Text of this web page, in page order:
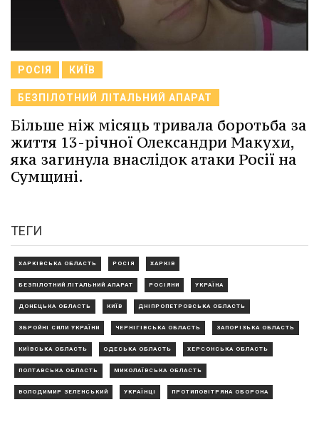
РОСІЯ КИЇВ
БЕЗПІЛОТНИЙ ЛІТАЛЬНИЙ АПАРАТ
Більше ніж місяць тривала боротьба за
життя 13-річної Олександри Макухи,
яка загинула внаслідок атаки Росії на
Сумщині.
ТЕГИ
ХАРКІВСЬКА ОБЛАСТЬ РОСІЯ ХАРКІВ
БЕЗПІЛОТНИЙ ЛІТАЛЬНИЙ АПАРАТ РОСІЯНИ УКРАЇНА
ДОНЕЦЬКА ОБЛАСТЬ КИЇВ ДНІПРОПЕТРОВСЬКА ОБЛАСТЬ
ЗБРОЙНІ СИЛИ УКРАЇНИ ЧЕРНІГІВСЬКА ОБЛАСТЬ ЗАПОРІЗЬКА ОБЛАСТЬ
КИЇВСЬКА ОБЛАСТЬ ОДЕСЬКА ОБЛАСТЬ ХЕРСОНСЬКА ОБЛАСТЬ
ПОЛТАВСЬКА ОБЛАСТЬ МИКОЛАЇВСЬКА ОБЛАСТЬ
ВОЛОДИМИР ЗЕЛЕНСЬКИЙ УКРАЇНЦІ ПРОТИПОВІТРЯНА ОБОРОНА